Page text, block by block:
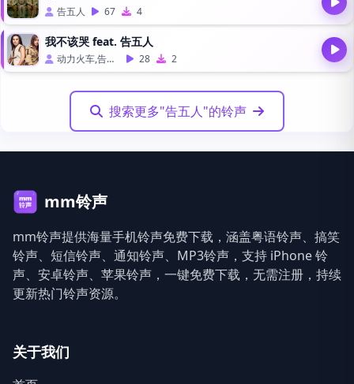
告五人 67 4
我不该哭 feat. 告五人
动力火车,告五人 28 2
搜索更多"告五人"的铃声
mm铃声
mm铃声提供海量手机铃声免费下载，涵盖粤语铃声、搞笑
铃声、短信铃声、通知铃声、MP3铃声，支持 iPhone 铃
声、安卓铃声、苹果铃声，一键免费下载，无需注册，持续
更新热门铃声资源。
关于我们